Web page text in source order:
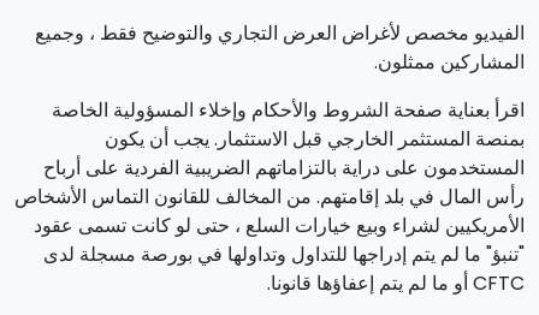
الفيديو مخصص لأغراض العرض التجاري والتوضيح فقط ، وجميع
المشاركين ممثلون.
اقرأ بعناية صفحة الشروط والأحكام وإخلاء المسؤولية الخاصة
بمنصة المستثمر الخارجي قبل الاستثمار. يجب أن يكون
المستخدمون على دراية بالتزاماتهم الضريبية الفردية على أرباح
رأس المال في بلد إقامتهم. من المخالف للقانون التماس الأشخاص
الأمريكيين لشراء وبيع خيارات السلع ، حتى لو كانت تسمى عقود
"تنبؤ" ما لم يتم إدراجها للتداول وتداولها في بورصة مسجلة لدى
CFTC أو ما لم يتم إعفاؤها قانونا.